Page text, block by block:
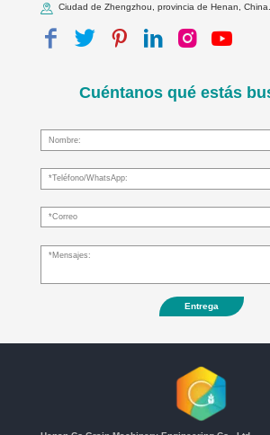
Ciudad de Zhengzhou, provincia de Henan, China.
Cuéntanos qué estás
Entrega